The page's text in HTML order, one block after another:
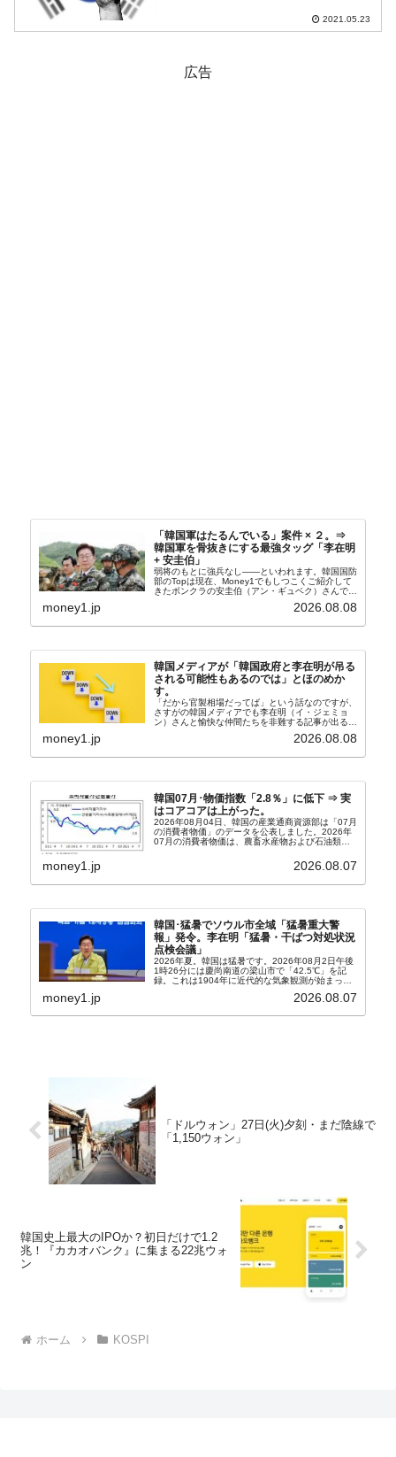
ど得られなかったのではないでしょう
か。韓国は、バイデン政権の歓心を買う
2021.05.23
広告
「韓国軍はたるんでいる」案件 × ２。⇒
韓国軍を骨抜きにする最強タッグ「李在明
+ 安圭伯」
弱将のもとに強兵なし――といわれます。韓国国防
部のTopは現在、Money1でもしつこくご紹介して
きたボンクラの安圭伯（アン・ギュベク）さんで
さんと「韓国初の文官上がり」の国防部長官安圭伯
money1.jp 2026.08.08
韓国メディアが「韓国政府と李在明が吊る
される可能性もあるのでは」とほのめか
す。
「だから官製相場だってば」という話なのですが、
さすがの韓国メディアでも李在明（イ・ジェミョ
ン）さんと愉快な仲間たちを非難する記事が出るよ
うになっています。もちろん株価の暴落についてで
『朝鮮日報』に面白い記事が出ています。「東西南
money1.jp 2026.08.08
韓国07月･物価指数「2.8％」に低下 ⇒ 実
はコアコアは上がった。
2026年08月04日、韓国の産業通商資源部は「07月
の消費者物価」のデータを公表しました。2026年
07月の消費者物価は、農畜水産物および石油類の
2.8％上昇（06月は3.2％）となり、上昇率は前...
money1.jp 2026.08.07
韓国･猛暑でソウル市全域「猛暑重大警
報」発令。李在明「猛暑・干ばつ対処状況
点検会議」
2026年夏。韓国は猛暑です。2026年08月2日午後
1時26分には慶尚南道の梁山市で「42.5℃」を記
録。これは1904年に近代的な気象観測が始まって
ウル市全域への「猛暑重大警報」が発令され...
money1.jp 2026.08.07
「ドルウォン」27日(火)夕刻・まだ陰線で
「1,150ウォン」
韓国史上最大のIPOか？初日だけで1.2
兆！『カカオバンク』に集まる22兆ウォ
ン
ホーム KOSPI